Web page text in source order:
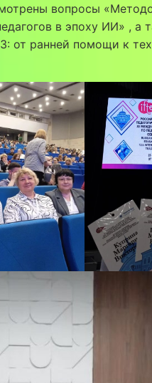
вопросы
в эпоху ИИ» , а
от ранней помощи к